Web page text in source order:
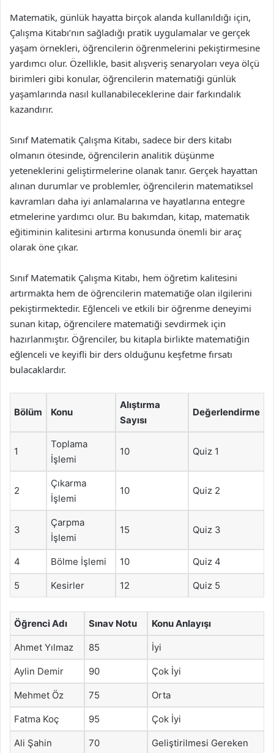
Matematik, günlük hayatta birçok alanda kullanıldığı için,
Çalışma Kitabı’nın sağladığı pratik uygulamalar ve gerçek
yaşam örnekleri, öğrencilerin öğrenmelerini pekiştirmesine
yardımcı olur. Özellikle, basit alışveriş senaryoları veya ölçü
birimleri gibi konular, öğrencilerin matematiği günlük
yaşamlarında nasıl kullanabileceklerine dair farkındalık
kazandırır.
Sınıf Matematik Çalışma Kitabı, sadece bir ders kitabı
olmanın ötesinde, öğrencilerin analitik düşünme
yeteneklerini geliştirmelerine olanak tanır. Gerçek hayattan
alınan durumlar ve problemler, öğrencilerin matematiksel
kavramları daha iyi anlamalarına ve hayatlarına entegre
etmelerine yardımcı olur. Bu bakımdan, kitap, matematik
eğitiminin kalitesini artırma konusunda önemli bir araç
olarak öne çıkar.
Sınıf Matematik Çalışma Kitabı, hem öğretim kalitesini
artırmakta hem de öğrencilerin matematiğe olan ilgilerini
pekiştirmektedir. Eğlenceli ve etkili bir öğrenme deneyimi
sunan kitap, öğrencilere matematiği sevdirmek için
hazırlanmıştır. Öğrenciler, bu kitapla birlikte matematiğin
eğlenceli ve keyifli bir ders olduğunu keşfetme fırsatı
bulacaklardır.
Bölüm Konu
Alıştırma
Sayısı
Değerlendirme
1
Toplama
İşlemi
10 Quiz 1
2
Çıkarma
İşlemi
10 Quiz 2
3
Çarpma
İşlemi
15 Quiz 3
4 Bölme İşlemi 10 Quiz 4
5 Kesirler 12 Quiz 5
Öğrenci Adı Sınav Notu Konu Anlayışı
Ahmet Yılmaz 85 İyi
Aylin Demir 90 Çok İyi
Mehmet Öz 75 Orta
Fatma Koç 95 Çok İyi
Ali Şahin 70 Geliştirilmesi Gereken